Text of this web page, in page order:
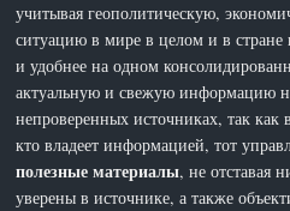
учитывая геополитическую,
ситуацию в мире в целом и в стране
и удобнее на одном
актуальную и свежую информацию
непроверенных источниках, так как
кто владеет информацией, тот
полезные материалы, не отставая
уверены в источнике, а также